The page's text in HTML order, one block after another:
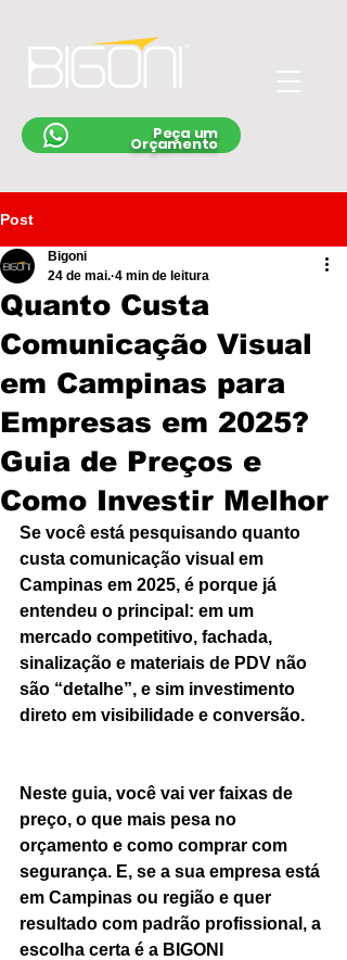
Peça um
Orçamento
Post
Quanto Custa
Comunicação Visual
em Campinas para
Empresas em 2025?
Guia de Preços e
Como Investir Melhor
Bigoni
24 de mai. 4 min de leitura
Se você está pesquisando quanto
custa comunicação visual em
Campinas em 2025, é porque já
entendeu o principal: em um
mercado competitivo, fachada,
sinalização e materiais de PDV não
são “detalhe”, e sim investimento
direto em visibilidade e conversão.
Neste guia, você vai ver faixas de
preço, o que mais pesa no
orçamento e como comprar com
segurança. E, se a sua empresa está
em Campinas ou região e quer
resultado com padrão profissional, a
escolha certa é a BIGONI